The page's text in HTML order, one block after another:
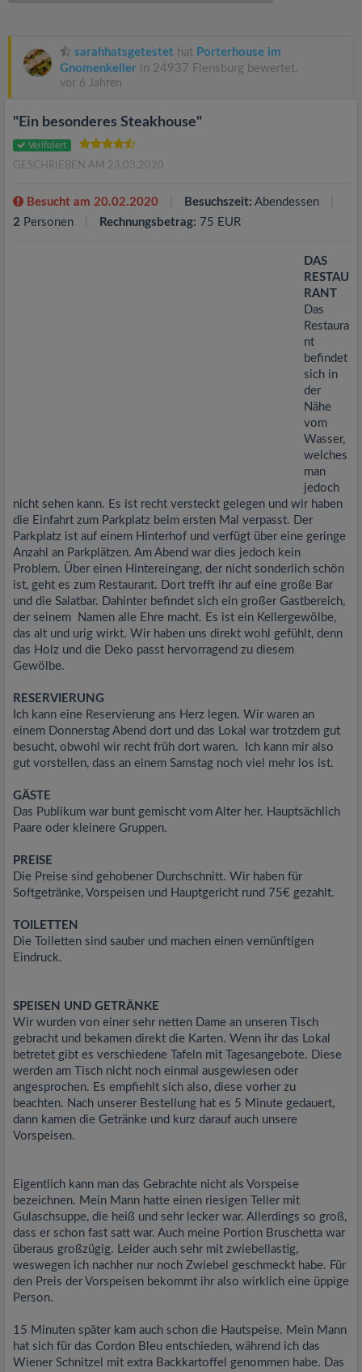
sarahhatsgetestet hat Porterhouse im
Gnomenkeller in 24937 Flensburg bewertet.
vor 6 Jahren
"Ein besonderes Steakhouse"
Verifiziert
GESCHRIEBEN AM 23.03.2020
Besucht am 20.02.2020 Besuchszeit: Abendessen
2 Personen Rechnungsbetrag: 75 EUR
DAS
RESTAU
RANT
Das
Restaura
nt
befindet
sich in
der
Nähe
vom
Wasser,
welches
man
jedoch
nicht sehen kann. Es ist recht versteckt gelegen und wir haben
die Einfahrt zum Parkplatz beim ersten Mal verpasst. Der
Parkplatz ist auf einem Hinterhof und verfügt über eine geringe
Anzahl an Parkplätzen. Am Abend war dies jedoch kein
Problem. Über einen Hintereingang, der nicht sonderlich schön
ist, geht es zum Restaurant. Dort trefft ihr auf eine große Bar
und die Salatbar. Dahinter befindet sich ein großer Gastbereich,
der seinem Namen alle Ehre macht. Es ist ein Kellergewölbe,
das alt und urig wirkt. Wir haben uns direkt wohl gefühlt, denn
das Holz und die Deko passt hervorragend zu diesem
Gewölbe.
RESERVIERUNG
Ich kann eine Reservierung ans Herz legen. Wir waren an
einem Donnerstag Abend dort und das Lokal war trotzdem gut
besucht, obwohl wir recht früh dort waren. Ich kann mir also
gut vorstellen, dass an einem Samstag noch viel mehr los ist.
GÄSTE
Das Publikum war bunt gemischt vom Alter her. Hauptsächlich
Paare oder kleinere Gruppen.
PREISE
Die Preise sind gehobener Durchschnitt. Wir haben für
Softgetränke, Vorspeisen und Hauptgericht rund 75€ gezahlt.
TOILETTEN
Die Toiletten sind sauber und machen einen vernünftigen
Eindruck.
SPEISEN UND GETRÄNKE
Wir wurden von einer sehr netten Dame an unseren Tisch
gebracht und bekamen direkt die Karten. Wenn ihr das Lokal
betretet gibt es verschiedene Tafeln mit Tagesangebote. Diese
werden am Tisch nicht noch einmal ausgewiesen oder
angesprochen. Es empfiehlt sich also, diese vorher zu
beachten. Nach unserer Bestellung hat es 5 Minute gedauert,
dann kamen die Getränke und kurz darauf auch unsere
Vorspeisen.
Eigentlich kann man das Gebrachte nicht als Vorspeise
bezeichnen. Mein Mann hatte einen riesigen Teller mit
Gulaschsuppe, die heiß und sehr lecker war. Allerdings so groß,
dass er schon fast satt war. Auch meine Portion Bruschetta war
überaus großzügig. Leider auch sehr mit zwiebellastig,
weswegen ich nachher nur noch Zwiebel geschmeckt habe. Für
den Preis der Vorspeisen bekommt ihr also wirklich eine üppige
Person.
15 Minuten später kam auch schon die Hautspeise. Mein Mann
hat sich für das Cordon Bleu entschieden, während ich das
Wiener Schnitzel mit extra Backkartoffel genommen habe. Das
a
t